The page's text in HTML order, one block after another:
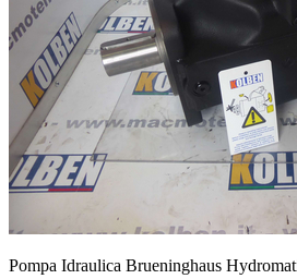
Pompa Idraulica Brueninghaus